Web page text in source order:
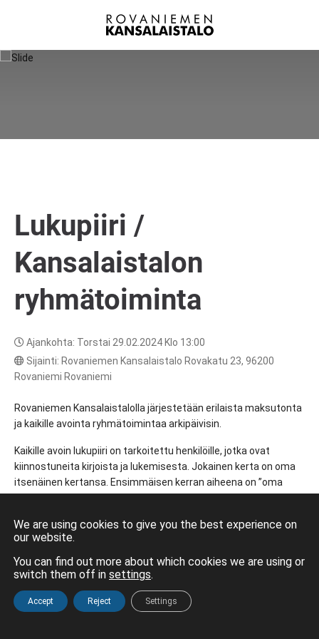
Lukupiiri /
Kansalaistalon
ryhmätoiminta
Ajankohta: Torstai 29.02.2024 Klo 13:00
Sijainti: Rovaniemen Kansalaistalo Rovakatu 23, 96200
Rovaniemi Rovaniemi
Rovaniemen Kansalaistalolla järjestetään erilaista maksutonta
ja kaikille avointa ryhmätoimintaa arkipäivisin.
Kaikille avoin lukupiiri on tarkoitettu henkilöille, jotka ovat
kiinnostuneita kirjoista ja lukemisesta. Jokainen kerta on oma
itsenäinen kertansa. Ensimmäisen kerran aiheena on ”oma
vapaasti keskustellen. Ohjaajana Tuula Saraniemi.
Ilmoittautumiset ja lisätietoja p. 0400 514 510. Ryhmän koko
max. 10 hlöä.
Muutokset mahdollisia. Ilmoitamme toiminnastamme
Rovaniemen Kansalaistalon Facebook-sivuilla sekä Uusi
We are using cookies to give you the best experience on
our website.
You can find out more about which cookies we are using or
switch them off in settings.
Accept Reject Settings